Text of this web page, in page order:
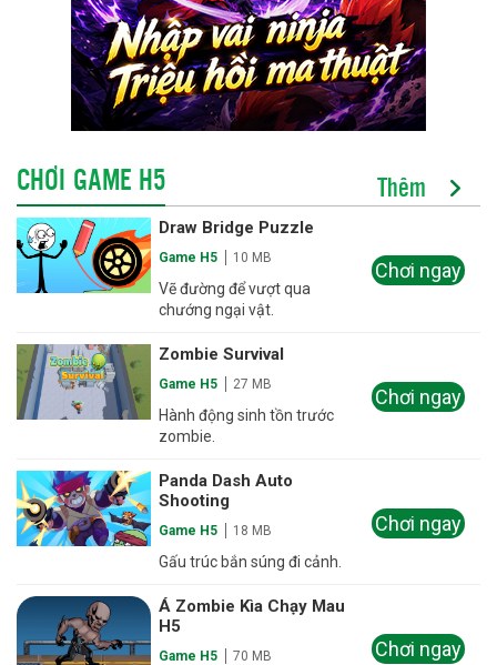
CHƠI GAME H5 Thêm
Draw Bridge Puzzle
Game H5 10 MB
Vẽ đường để vượt qua
chướng ngại vật.
Chơi ngay
Zombie Survival
Game H5 27 MB
Hành động sinh tồn trước
zombie.
Chơi ngay
Panda Dash Auto
Shooting
Game H5 18 MB
Gấu trúc bắn súng đi cảnh.
Chơi ngay
Á Zombie Kìa Chạy Mau
H5
Game H5 70 MB Chơi ngay